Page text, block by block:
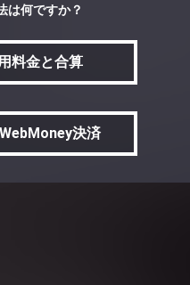
は何ですか？
料金と合算
決済